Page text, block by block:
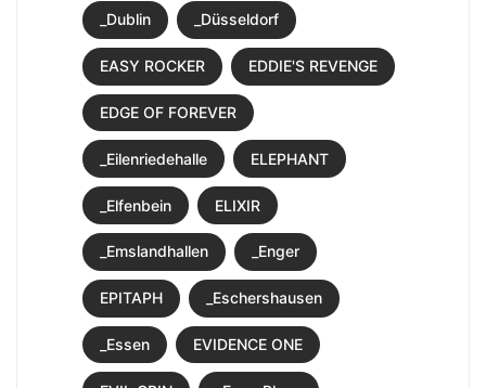
_Dublin _Düsseldorf
EASY ROCKER EDDIE'S REVENGE
EDGE OF FOREVER
_Eilenriedehalle ELEPHANT
_Elfenbein ELIXIR
_Emslandhallen _Enger
EPITAPH _Eschershausen
_Essen EVIDENCE ONE